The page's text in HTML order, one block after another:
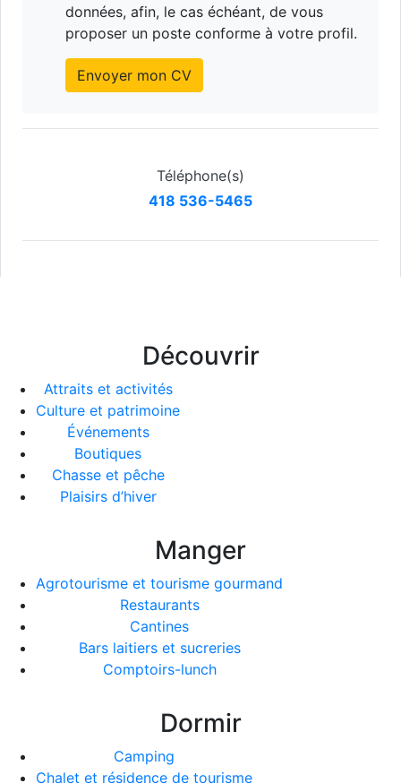
données, afin, le cas échéant, de vous
proposer un poste conforme à votre profil.
Envoyer mon CV
Téléphone(s)
418 536-5465
Découvrir
Attraits et activités
Culture et patrimoine
Événements
Boutiques
Chasse et pêche
Plaisirs d’hiver
Manger
Agrotourisme et tourisme gourmand
Restaurants
Cantines
Bars laitiers et sucreries
Comptoirs-lunch
Dormir
Camping
Chalet et résidence de tourisme